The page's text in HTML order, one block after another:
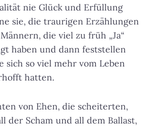
nie Glück und Erfüllung
sie, die traurigen Erzählungen
die viel zu früh „Ja“
haben und dann feststellen
sich so viel mehr vom Leben
hatten.
von Ehen, die scheiterten,
der Scham und all dem Ballast,